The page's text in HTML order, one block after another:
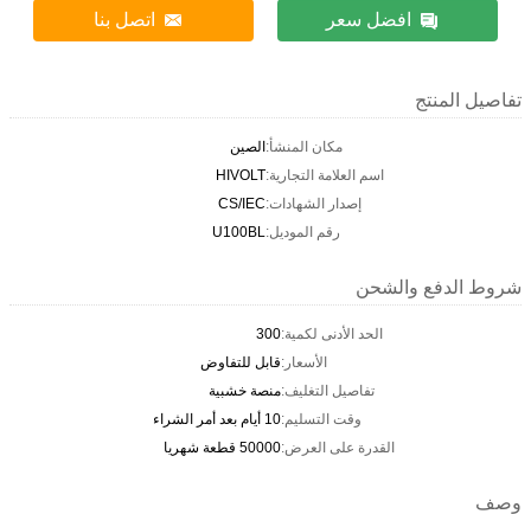
افضل سعر اتصل بنا
تفاصيل المنتج
مكان المنشأ:الصين
اسم العلامة التجارية:HIVOLT
إصدار الشهادات:CS/IEC
رقم الموديل:U100BL
شروط الدفع والشحن
الحد الأدنى لكمية:300
الأسعار:قابل للتفاوض
تفاصيل التغليف:منصة خشبية
وقت التسليم:10 أيام بعد أمر الشراء
القدرة على العرض:50000 قطعة شهريا
وصف